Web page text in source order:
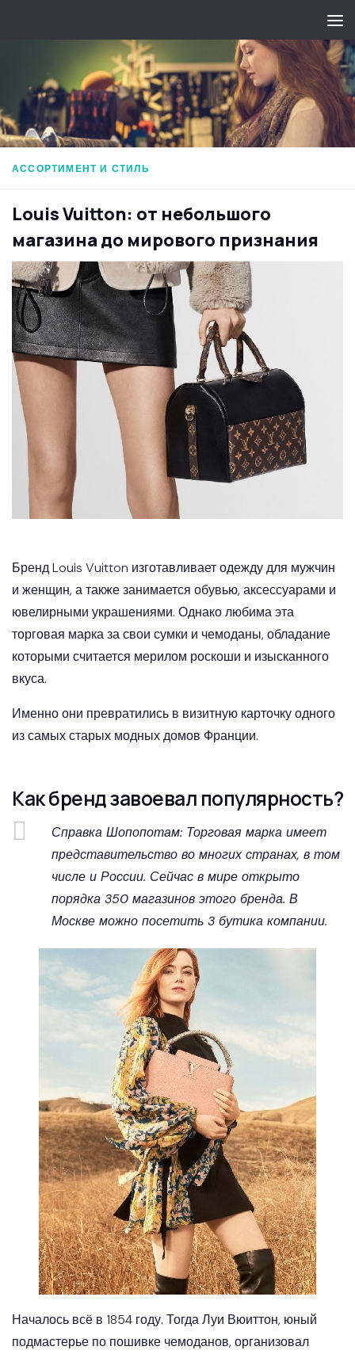
АССОРТИМЕНТ И СТИЛЬ
Louis Vuitton: от небольшого
магазина до мирового признания
Бренд Louis Vuitton изготавливает одежду для мужчин
и женщин, а также занимается обувью, аксессуарами и
ювелирными украшениями. Однако любима эта
торговая марка за свои сумки и чемоданы, обладание
которыми считается мерилом роскоши и изысканного
вкуса.
Именно они превратились в визитную карточку одного
из самых старых модных домов Франции.
Как бренд завоевал популярность?
Справка Шопопотам: Торговая марка имеет
представительство во многих странах, в том
числе и России. Сейчас в мире открыто
порядка 350 магазинов этого бренда. В
Москве можно посетить 3 бутика компании.
Началось всё в 1854 году. Тогда Луи Вюиттон, юный
подмастерье по пошивке чемоданов, организовал